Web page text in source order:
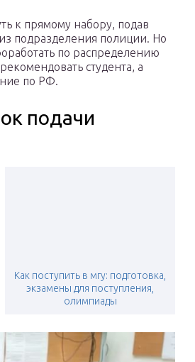
к прямому набору, подав
подразделения полиции. Но
по распределению
студента, а
по РФ.
подачи
Как поступить в мгу: подготовка,
экзамены для поступления,
олимпиады